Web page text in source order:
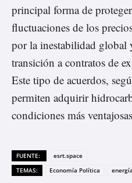
principal forma de
fluctuaciones de los
por la inestabilidad global
transición a contratos de
Este tipo de acuerdos,
permiten adquirir
condiciones más
FUENTE:
esrt.space
TEMAS:
Economía Política energía